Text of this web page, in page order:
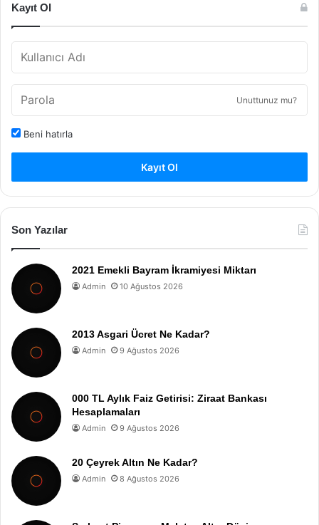
Kayıt Ol
Unuttunuz mu?
Beni hatırla
Kayıt Ol
Son Yazılar
2021 Emekli Bayram İkramiyesi Miktarı
Admin 10 Ağustos 2026
2013 Asgari Ücret Ne Kadar?
Admin 9 Ağustos 2026
000 TL Aylık Faiz Getirisi: Ziraat Bankası
Hesaplamaları
Admin 9 Ağustos 2026
20 Çeyrek Altın Ne Kadar?
Admin 8 Ağustos 2026